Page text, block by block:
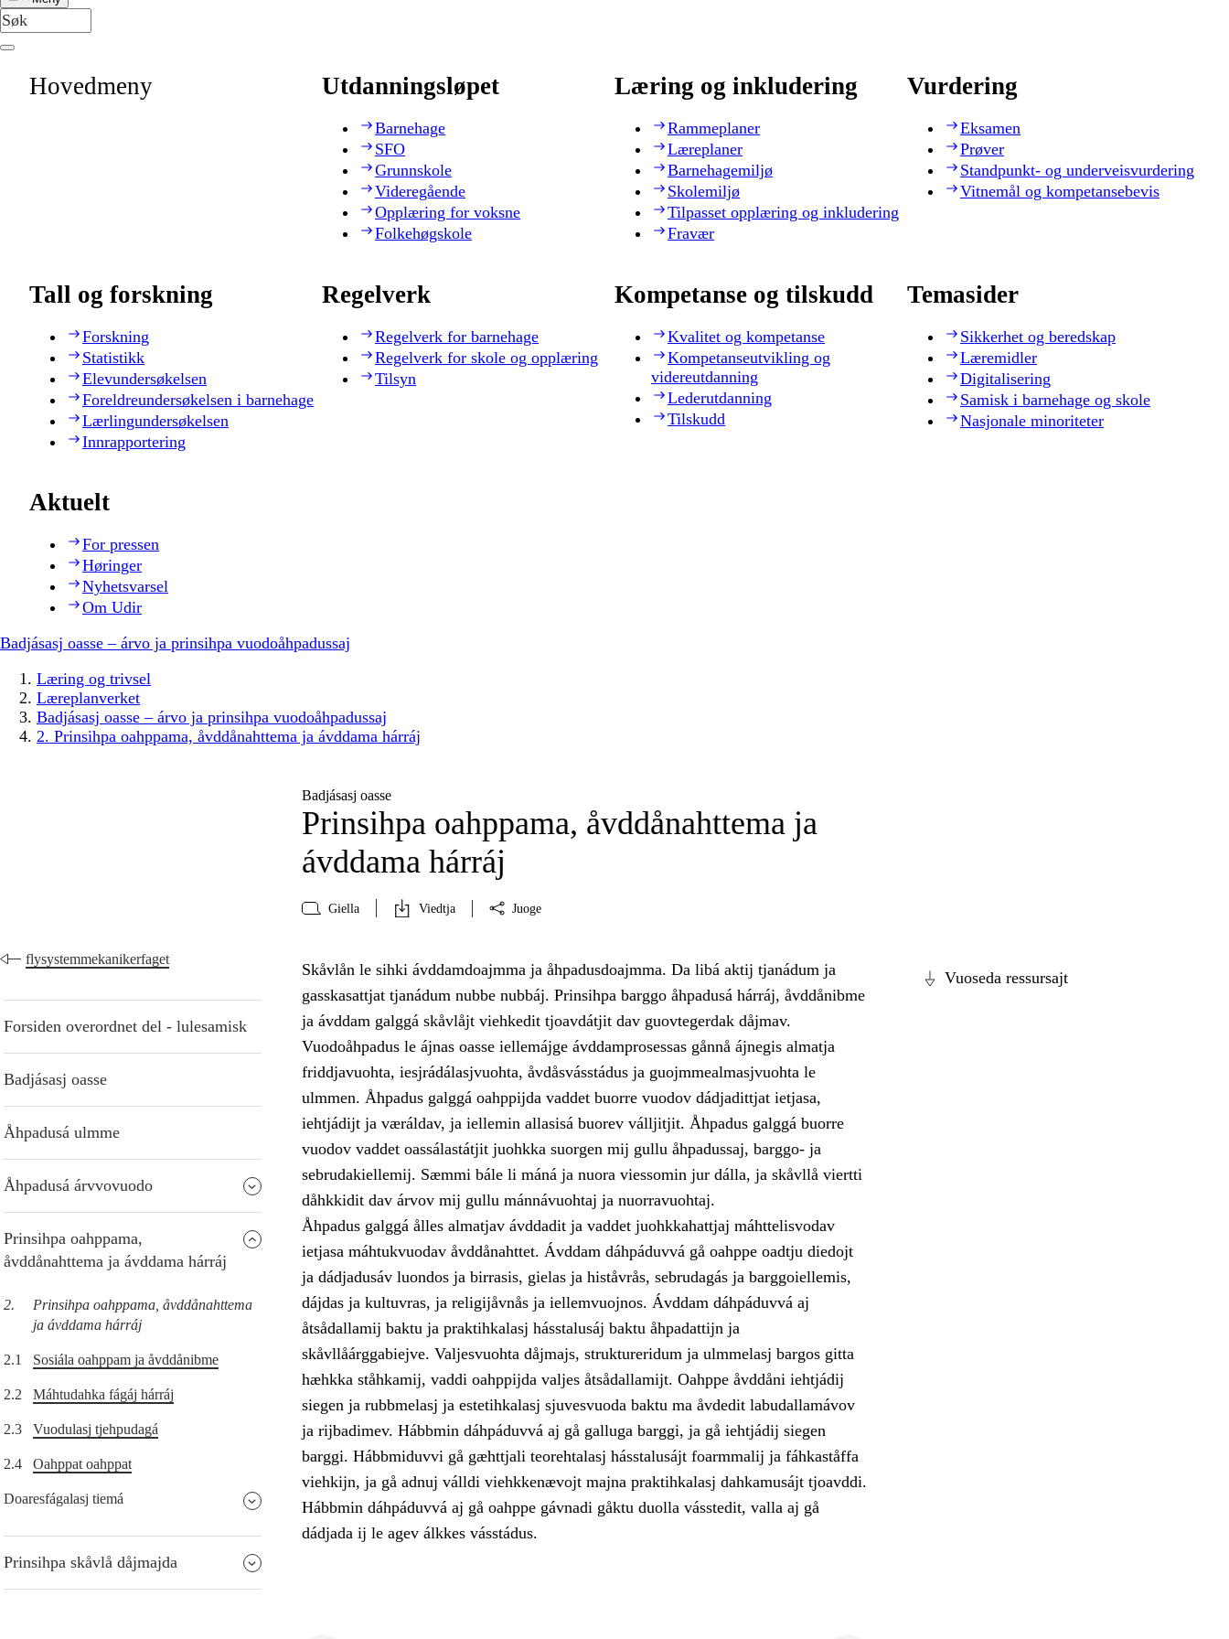
Hovedmeny Utdanningsløpet
Barnehage
SFO
Grunnskole
Videregående
Opplæring for voksne
Folkehøgskole
Læring og inkludering
Rammeplaner
Læreplaner
Barnehagemiljø
Skolemiljø
Tilpasset opplæring og inkludering
Fravær
Vurdering
Eksamen
Prøver
Standpunkt- og underveisvurdering
Vitnemål og kompetansebevis
Tall og forskning
Forskning
Statistikk
Elevundersøkelsen
Foreldreundersøkelsen i barnehage
Lærlingundersøkelsen
Innrapportering
Regelverk
Regelverk for barnehage
Regelverk for skole og opplæring
Tilsyn
Kompetanse og tilskudd
Kvalitet og kompetanse
Kompetanseutvikling og
videreutdanning
Lederutdanning
Tilskudd
Temasider
Sikkerhet og beredskap
Læremidler
Digitalisering
Samisk i barnehage og skole
Nasjonale minoriteter
Aktuelt
For pressen
Høringer
Nyhetsvarsel
Om Udir
Badjásasj oasse – árvo ja prinsihpa vuodoåhpadussaj
Læring og trivsel
Læreplanverket
Badjásasj oasse – árvo ja prinsihpa vuodoåhpadussaj
2. Prinsihpa oahppama, åvddånahttema ja ávddama hárráj
Badjásasj oasse
Prinsihpa oahppama, åvddånahttema ja
ávddama hárráj
Giella Viedtja Juoge
flysystemmekanikerfaget
Forsiden overordnet del - lulesamisk
Badjásasj oasse
Åhpadusá ulmme
Åhpadusá árvvovuodo
Prinsihpa oahppama,
åvddånahttema ja ávddama hárráj
2.
Prinsihpa oahppama, åvddånahttema
ja ávddama hárráj
2.1 Sosiála oahppam ja åvddånibme
2.2 Máhtudahka fágáj hárráj
2.3 Vuodulasj tjehpudagá
2.4 Oahppat oahppat
Doaresfágalasj tiemá
Prinsihpa skåvlå dåjmajda
Vuoseda ressursajt
Skåvlån le sihki ávddamdoajmma ja åhpadusdoajmma. Da libá aktij tjanádum ja
gasskasattjat tjanádum nubbe nubbáj. Prinsihpa barggo åhpadusá hárráj, åvddånibme
ja ávddam galggá skåvlåjt viehkedit tjoavdátjit dav guovtegerdak dåjmav.
Vuodoåhpadus le ájnas oasse iellemájge ávddamprosessas gånnå ájnegis almatja
friddjavuohta, iesjrádálasjvuohta, åvdåsvásstádus ja guojmmealmasjvuohta le
ulmmen. Åhpadus galggá oahppijda vaddet buorre vuodov dádjadittjat ietjasa,
iehtjádijt ja væráldav, ja iellemin allasisá buorev válljitjit. Åhpadus galggá buorre
vuodov vaddet oassálastátjit juohkka suorgen mij gullu åhpadussaj, barggo- ja
sebrudakiellemij. Sæmmi bále li máná ja nuora viessomin jur dálla, ja skåvllå viertti
dåhkkidit dav árvov mij gullu mánnávuohtaj ja nuorravuohtaj.
Åhpadus galggá ålles almatjav ávddadit ja vaddet juohkkahattjaj máhttelisvodav
ietjasa máhtukvuodav åvddånahttet. Ávddam dáhpáduvvá gå oahppe oadtju diedojt
ja dádjadusáv luondos ja birrasis, gielas ja histåvrås, sebrudagás ja barggoiellemis,
dájdas ja kultuvras, ja religijåvnås ja iellemvuojnos. Ávddam dáhpáduvvá aj
åtsådallamij baktu ja praktihkalasj hásstalusáj baktu åhpadattijn ja
skåvllåárggabiejve. Valjesvuohta dåjmajs, struktureridum ja ulmmelasj bargos gitta
hæhkka ståhkamij, vaddi oahppijda valjes åtsådallamijt. Oahppe åvddåni iehtjádij
siegen ja rubbmelasj ja estetihkalasj sjuvesvuoda baktu ma åvdedit labudallamávov
ja rijbadimev. Hábbmin dáhpáduvvá aj gå galluga barggi, ja gå iehtjádij siegen
barggi. Hábbmiduvvi gå gæhttjali teorehtalasj hásstalusájt foarmmalij ja fáhkaståffa
viehkijn, ja gå adnuj válldi viehkkenævojt majna praktihkalasj dahkamusájt tjoavddi.
Hábbmin dáhpáduvvá aj gå oahppe gávnadi gåktu duolla vásstedit, valla aj gå
dádjada ij le agev álkkes vásstádus.